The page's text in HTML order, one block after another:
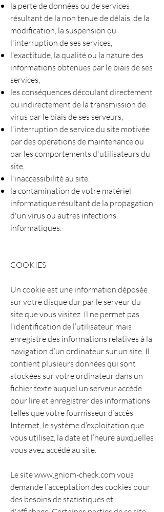
la perte de données ou de services
résultant de la non tenue de délais, de la
modification, la suspension ou
l'interruption de ses services,
l'exactitude, la qualité ou la nature des
informations obtenues par le biais de ses
services,
les conséquences découlant directement
ou indirectement de la transmission de
virus par le biais de ses serveurs,
l'interruption de service du site motivée
par des opérations de maintenance ou
par les comportements d'utilisateurs du
site,
l'inaccessibilité au site,
la contamination de votre matériel
informatique résultant de la propagation
d'un virus ou autres infections
informatiques.
COOKIES
Un cookie est une information déposée
sur votre disque dur par le serveur du
site que vous visitez. Il ne permet pas
l’identification de l’utilisateur, mais
enregistre des informations relatives à la
navigation d’un ordinateur sur un site. Il
contient plusieurs données qui sont
stockées sur votre ordinateur dans un
fichier texte auquel un serveur accède
pour lire et enregistrer des informations
telles que votre fournisseur d’accès
Internet, le système d’exploitation que
vous utilisez, la date et l’heure auxquelles
vous avez accédé au site.
Le sitewww.gniom-check.com vous
demande l’acceptation des cookies pour
des besoins de statistiques et